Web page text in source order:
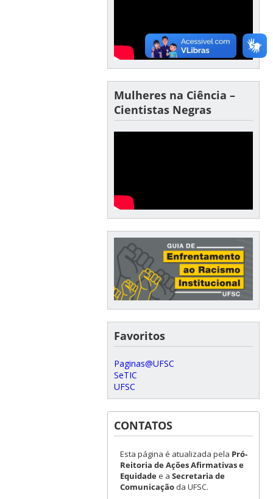
Mulheres na Ciência –
Cientistas Negras
Favoritos
Paginas@UFSC
SeTIC
UFSC
CONTATOS
Esta página é atualizada pela Pró-
Reitoria de Ações Afirmativas e
Equidadee a Secretaria de
Comunicaçãoda UFSC.